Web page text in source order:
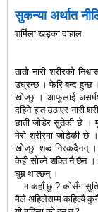
सुकन्या अर्थात
शर्मिला खड्का दाहाल
तातो नारी शरीरको
उघ्रन्छ । फेरि बन्द हुन्छ
खोज्छु । आफूलाई
दहिने हात उठाएर नारी
छाती जोडेर सुतेकी छे ।
मेरो शरीरमा जोडेकी छे
खोज्छु शब्द निस्कदैनन्
केही सोच्ने शक्ति नै छैन
घुम्न थाल्छन् ।
म कहाँ छु ?कोसँग
मैले अहिलेसम्म कहिल्यै कुनै